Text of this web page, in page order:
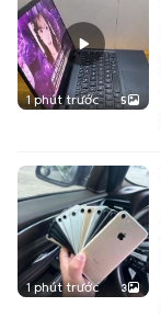
1 phút trước 5
1 phút trước 3